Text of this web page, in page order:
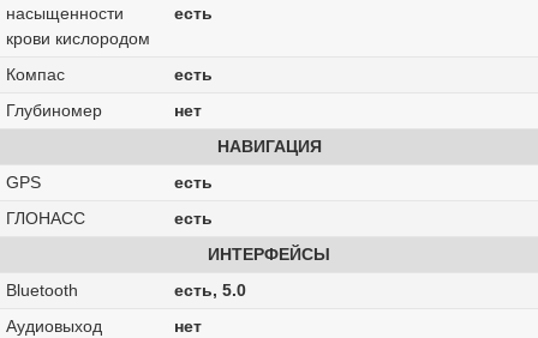
насыщенности
крови кислородом
есть
Компас
есть
Глубиномер
нет
НАВИГАЦИЯ
GPS
есть
ГЛОНАСС
есть
ИНТЕРФЕЙСЫ
Bluetooth
есть, 5.0
Аудиовыход
нет